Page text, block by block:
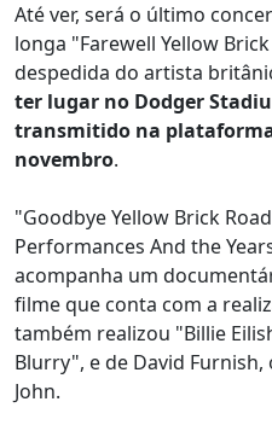
Até ver, será o último
longa "Farewell Yellow
despedida do artista
ter lugar no Dodger
transmitido na plataforma
novembro.
"Goodbye Yellow Brick
Performances And the
acompanha um
filme que conta com a
também realizou "Billie
Blurry", e de David
John.